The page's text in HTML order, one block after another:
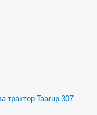
трактор Taarup 307